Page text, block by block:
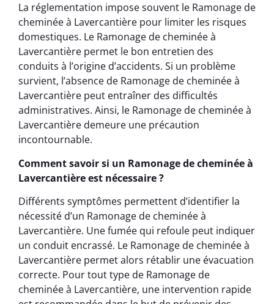
La réglementation impose souvent le Ramonage de
cheminée à Lavercantière pour limiter les risques
domestiques. Le Ramonage de cheminée à
Lavercantière permet le bon entretien des
conduits à l’origine d’accidents. Si un problème
survient, l’absence de Ramonage de cheminée à
Lavercantière peut entraîner des difficultés
administratives. Ainsi, le Ramonage de cheminée à
Lavercantière demeure une précaution
incontournable.
Comment savoir si un Ramonage de cheminée à
Lavercantière est nécessaire ?
Différents symptômes permettent d’identifier la
nécessité d’un Ramonage de cheminée à
Lavercantière. Une fumée qui refoule peut indiquer
un conduit encrassé. Le Ramonage de cheminée à
Lavercantière permet alors rétablir une évacuation
correcte. Pour tout type de Ramonage de
cheminée à Lavercantière, une intervention rapide